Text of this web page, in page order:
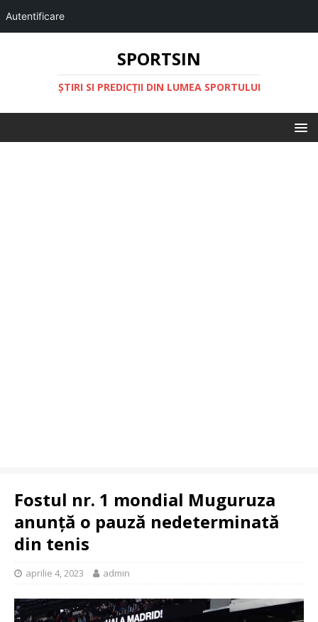
Autentificare
SPORTSIN
ŞTIRI SI PREDICŢII DIN LUMEA SPORTULUI
Fostul nr. 1 mondial Muguruza
anunță o pauză nedeterminată
din tenis
aprilie 4, 2023 admin